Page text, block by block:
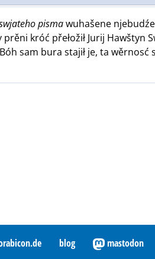
pismawuhašene
króć přełožił Jurij Hawštyn
sam bura stajił je, ta
blog mastodon